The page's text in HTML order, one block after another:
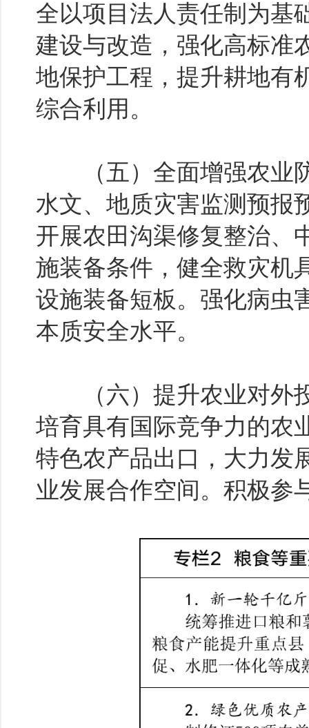
全以项目法人责任制为基
建设与改造，强化高标准
地保护工程，提升耕地有
综合利用。
（五）全面增强农业防
水文、地质灾害监测预报
开展农田沟渠修复整治、
施装备条件，健全救灾机
设施装备短板。强化病虫
本质安全水平。
（六）提升农业对外投
培育具有国际竞争力的农
特色农产品出口，大力发
业发展合作空间。积极参